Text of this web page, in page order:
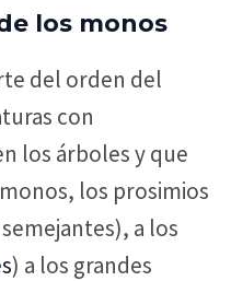
los monos
del orden del
con
los árboles y que
los prosimios
a los
) a los grandes